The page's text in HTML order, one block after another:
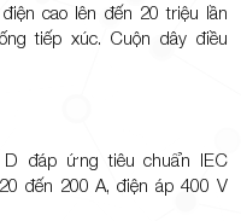
cao lên đến 20 triệu lần
tiếp xúc. Cuộn dây điều
đáp ứng tiêu chuẩn IEC
đến 200 A, điện áp 400 V